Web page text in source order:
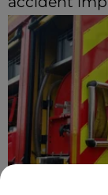
La circulation a
après-midi sur
suite d'une